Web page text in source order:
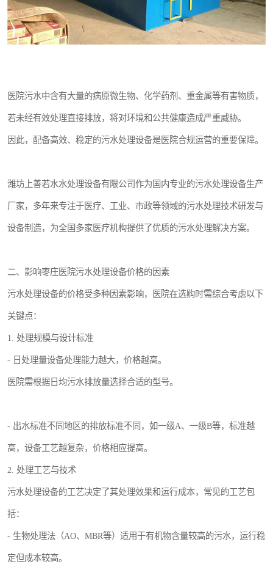
医院污水中含有大量的病原微生物、化学药剂、重金属等有害物质，
若未经有效处理直接排放，将对环境和公共健康造成严重威胁。
因此，配备高效、稳定的污水处理设备是医院合规运营的重要保障。
潍坊上善若水水处理设备有限公司作为国内专业的污水处理设备生产
厂家，多年来专注于医疗、工业、市政等领域的污水处理技术研发与
设备制造，为全国多家医疗机构提供了优质的污水处理解决方案。
二、影响枣庄医院污水处理设备价格的因素
污水处理设备的价格受多种因素影响，医院在选购时需综合考虑以下
关键点：
1. 处理规模与设计标准
- 日处理量设备处理能力越大，价格越高。
医院需根据日均污水排放量选择合适的型号。
- 出水标准不同地区的排放标准不同，如一级A、一级B等，标准越
高，设备工艺越复杂，价格相应提高。
2. 处理工艺与技术
污水处理设备的工艺决定了其处理效果和运行成本，常见的工艺包
括：
- 生物处理法（AO、MBR等）适用于有机物含量较高的污水，运行稳
定但成本较高。